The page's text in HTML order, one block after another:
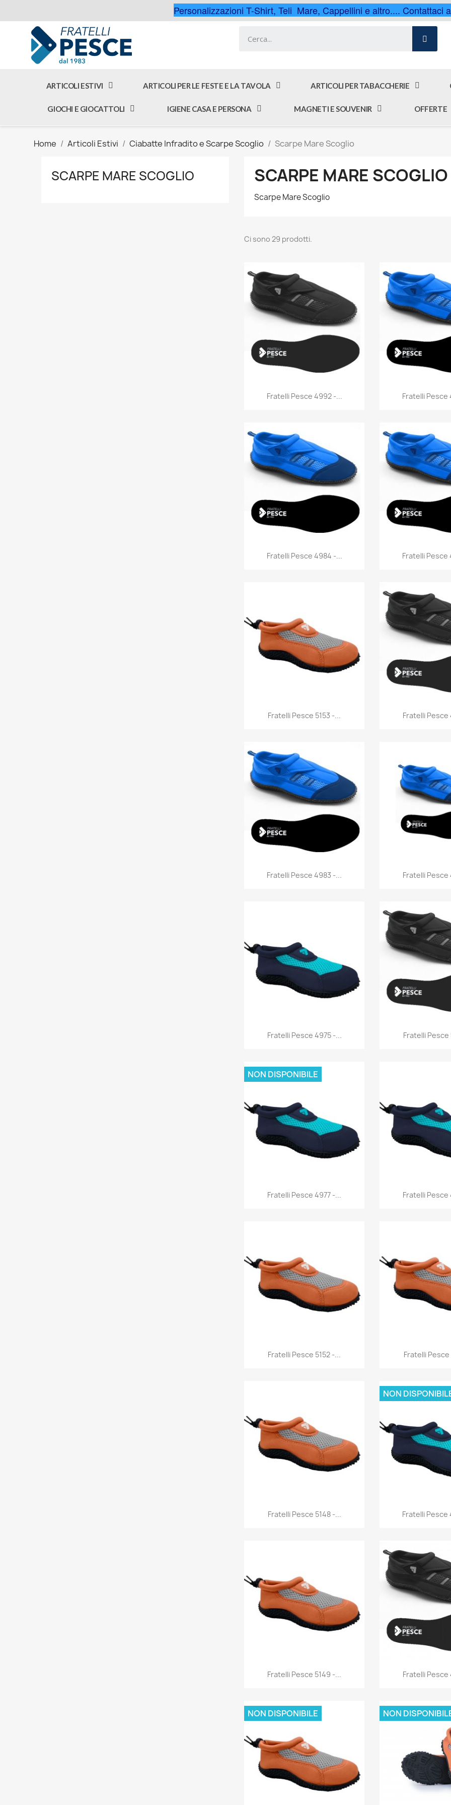
Personalizzazioni T-Shirt, Teli Mare, Cappellini e altro.... Contattaci
ARTICOLI ESTIVI ARTICOLI PER LE FESTE E LA TAVOLA ARTICOLI PER TABACCHERIE
GIOCHI E GIOCATTOLI IGIENE CASA E PERSONA MAGNETI E SOUVENIR OFFERTE
Home Articoli Estivi Ciabatte Infradito e Scarpe Scoglio Scarpe Mare Scoglio
SCARPE MARE SCOGLIO SCARPE MARE SCOGLIO
Scarpe Mare Scoglio
Ci sono 29 prodotti.
Anteprima
Fratelli Pesce 4992 -... 
Fratelli Pesce
Anteprima
Fratelli Pesce 4984 -... 
Fratelli Pesce
Anteprima
Fratelli Pesce 5153 -... 
Fratelli Pesce
Anteprima
Fratelli Pesce 4983 -... 
Fratelli Pesce
Anteprima
Fratelli Pesce 4975 -... 
Fratelli Pesce
Anteprima
Fratelli Pesce 4977 -...
NON DISPONIBILE

Fratelli Pesce
Anteprima
Fratelli Pesce 5152 -... 
Fratelli Pesce
Anteprima
Fratelli Pesce 5148 -... 
Fratelli Pesce
NON
Anteprima
Fratelli Pesce 5149 -... 
Fratelli Pesce
NON DISPONIBILE NON